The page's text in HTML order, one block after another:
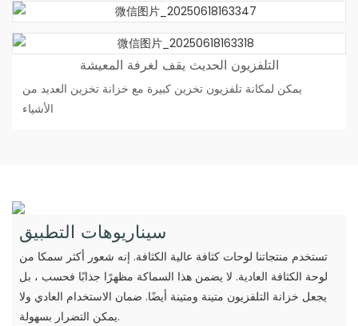
التلفزيون الحديث يقف لغرفة المعيشة
يمكن لمكانة تلفزيون تخزين كبيرة مع خزانة تخزين العديد من
الأشياء
سيناريوهات التطبيق
تستخدم منتجاتنا لوحات كثافة عالية الكثافة. إنه شعور أكثر سمكا من
لوحة الكثافة العادية. لا يضمن هذا السماكة مظهرًا جذابًا فحسب ، بل
يجعل خزانة التلفزيون متينة ومتينة أيضًا. ضمان الاستخدام العادي ولا
يمكن التضرار بسهولة.